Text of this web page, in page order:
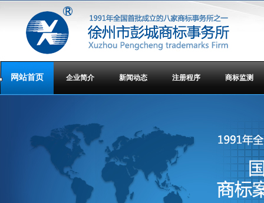
网站首页 企业简介 新闻动态 注册程序 商标监测